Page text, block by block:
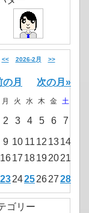
<< 2026-2月 >>
の月 次の月»
月 火 水 木 金 土
2 3 4 5 6 7
9 10 11 12 1314
1617 18192021
232425262728
ゴリー